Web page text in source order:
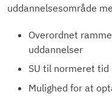
uddannelsesområde
Overordnet
uddannelser
SU til normeret tid
Mulighed for at